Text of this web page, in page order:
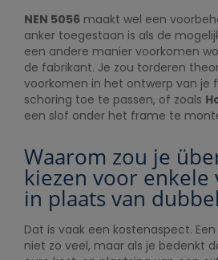
NEN 5056 maakt wel een
anker toegestaan is als de
een andere manier voorkomen
de fabrikant. Je zou torderen
voorkomen in het ontwerp van je
schoring toe te passen, of zoals
een slof onder het frame te
Waarom zou je
kiezen voor
in plaats van
Dat is vaak een kostenaspect.
niet zo veel, maar als je bedenkt